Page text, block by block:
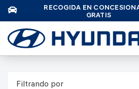
RECOGIDA EN
GRATIS
Filtrando por